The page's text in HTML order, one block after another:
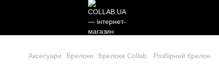
Аксесуари Брелоки Брелоки Collab. Розбірний брелок-